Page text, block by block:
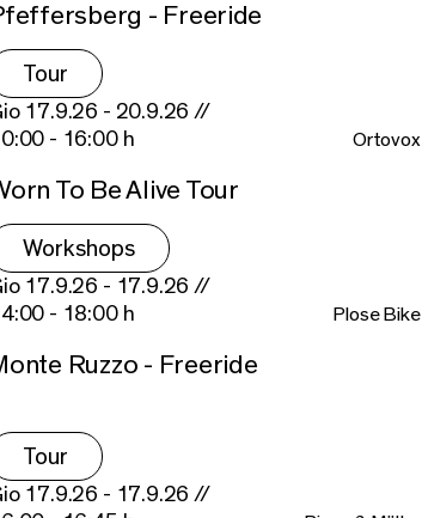
- Freeride
Tour
17.9.26 - 20.9.26 //
- 16:00 h
Ortovox
To Be Alive Tour
Workshops
17.9.26 - 17.9.26 //
- 18:00 h
Plose Bike
Ruzzo - Freeride
Tour
17.9.26 - 17.9.26 //